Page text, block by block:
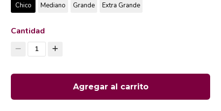
Chico Mediano Grande Extra Grande
Cantidad
1
Agregar al carrito